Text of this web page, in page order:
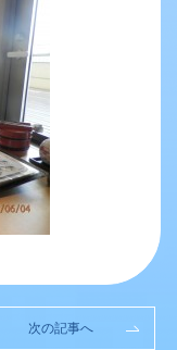
次の記事へ